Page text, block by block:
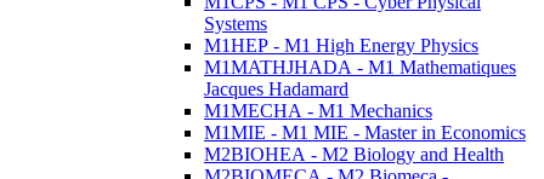
Systems
M1HEP - M1 High Energy Physics
M1MATHJHADA - M1 Mathematiques
Jacques Hadamard
M1MECHA - M1 Mechanics
M1MIE - M1 MIE - Master in Economics
M2BIOHEA - M2 Biology and Health